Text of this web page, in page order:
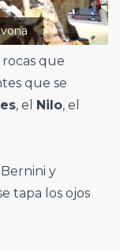
que
que se
, el Nilo, el
y
tapa los ojos